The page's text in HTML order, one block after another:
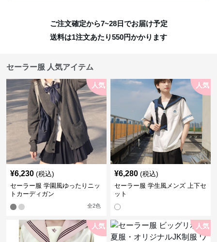
ご注文確定から7~28日でお届け予定
送料は1注文あたり550円かかります
セーラー服 人気アイテム
人気
¥6,230 (税込)
セーラー服 学園風ゆったりニッ
トカーディガン
全2色
人気
¥6,280 (税込)
セーラー服 学生風メンズ 上下セ
ット
人気 人気